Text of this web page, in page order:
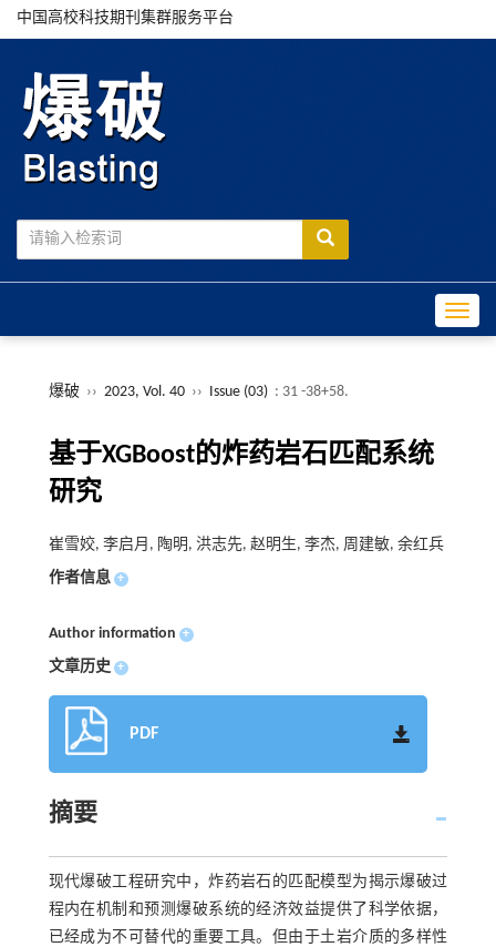
中国高校科技期刊集群服务平台
爆破 ›› 2023, Vol. 40 ›› Issue (03) : 31 -38+58.
基于XGBoost的炸药岩石匹配系统
研究
崔雪姣, 李启月, 陶明, 洪志先, 赵明生, 李杰, 周建敏, 余红兵
作者信息 +
Author information +
文章历史 +
PDF
摘要
现代爆破工程研究中，炸药岩石的匹配模型为揭示爆破过
程内在机制和预测爆破系统的经济效益提供了科学依据，
已经成为不可替代的重要工具。但由于土岩介质的多样性